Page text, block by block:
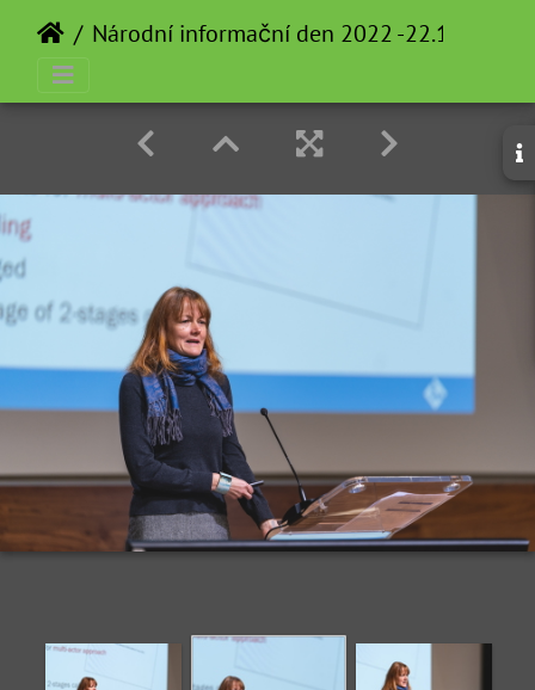
Národní informační den 2022 -22.11.2022